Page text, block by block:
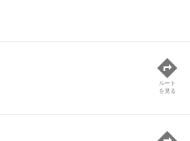
ルート
を見る